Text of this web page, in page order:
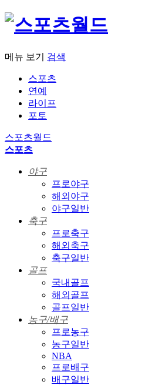
메뉴 보기 검색
스포츠
연예
라이프
포토
스포츠월드
스포츠
야구
프로야구
해외야구
야구일반
축구
프로축구
해외축구
축구일반
골프
국내골프
해외골프
골프일반
농구/배구
프로농구
농구일반
NBA
프로배구
배구일반